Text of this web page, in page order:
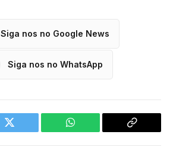
Siga nos no Google News
Siga nos no WhatsApp
Twitter WhatsApp
Copy